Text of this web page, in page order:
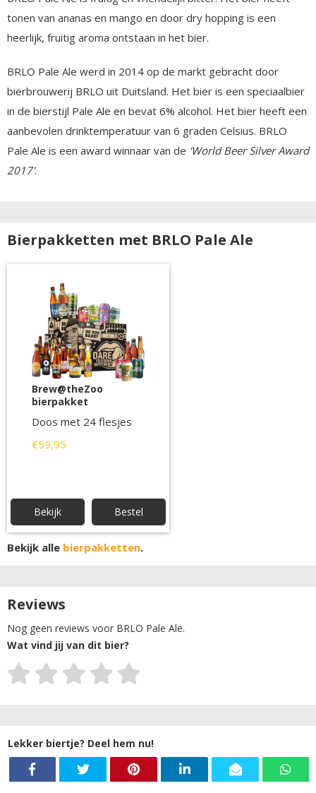
tonen van ananas en mango en door dry hopping is een
heerlijk, fruitig aroma ontstaan in het bier.
BRLO Pale Ale werd in 2014 op de markt gebracht door
bierbrouwerij BRLO uit Duitsland. Het bier is een speciaalbier
in de bierstijl Pale Ale en bevat 6% alcohol. Het bier heeft een
aanbevolen drinktemperatuur van 6 graden Celsius. BRLO
Pale Ale is een award winnaar van de 'World Beer Silver Award
2017'.
Bierpakketten met BRLO Pale Ale
Brew@theZoo
bierpakket
Doos met 24 flesjes
€59,95
Bekijk Bestel
Bekijk alle bierpakketten.
Reviews
Nog geen reviews voor BRLO Pale Ale.
Wat vind jij van dit bier?
Lekker biertje? Deel hem nu!